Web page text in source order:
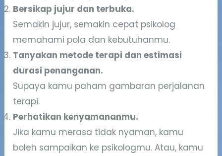
Bersikap jujur dan terbuka.
Semakin jujur, semakin cepat psikolog
memahami pola dan kebutuhanmu.
Tanyakan metode terapi dan estimasi
durasi penanganan.
Supaya kamu paham gambaran perjalanan
terapi.
Perhatikan kenyamananmu.
Jika kamu merasa tidak nyaman, kamu
boleh sampaikan ke psikologmu. Atau, kamu